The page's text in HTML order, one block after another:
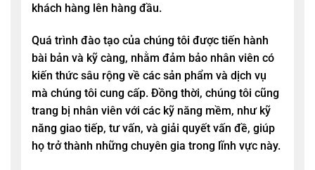
khách hàng lên hàng đầu.
Quá trình đào tạo của chúng tôi được tiến hành
bài bản và kỹ càng, nhằm đảm bảo nhân viên có
kiến thức sâu rộng về các sản phẩm và dịch vụ
mà chúng tôi cung cấp. Đồng thời, chúng tôi cũng
trang bị nhân viên với các kỹ năng mềm, như kỹ
năng giao tiếp, tư vấn, và giải quyết vấn đề, giúp
họ trở thành những chuyên gia trong lĩnh vực này.